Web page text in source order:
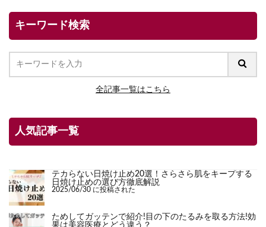
キーワード検索
全記事一覧はこちら
人気記事一覧
テカらない日焼け止め20選！さらさら肌をキープする
日焼け止めの選び方徹底解説
2025/06/30 に投稿された
ためしてガッテンで紹介!目の下のたるみを取る方法!効
果は美容医療とどう違う？